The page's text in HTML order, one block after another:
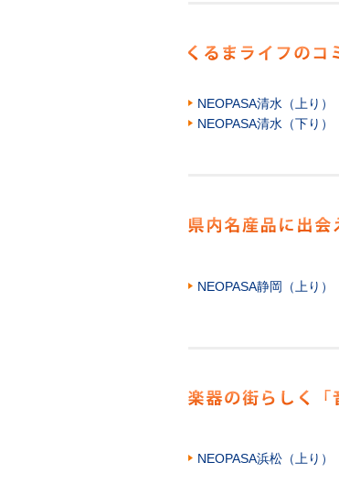
NEOPASA清水（上り）
NEOPASA清水（下り）
NEOPASA静岡（上り）
NEOPASA浜松（上り）